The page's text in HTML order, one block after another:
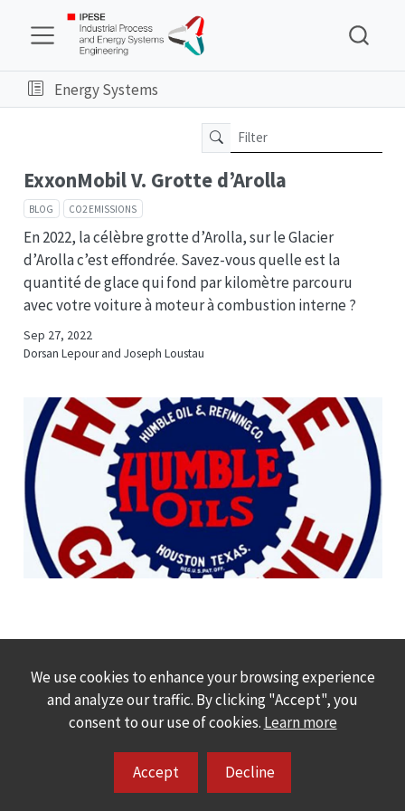
Energy Systems
ExxonMobil V. Grotte d’Arolla
BLOG CO2 EMISSIONS
En 2022, la célèbre grotte d’Arolla, sur le Glacier
d’Arolla c’est effondrée. Savez-vous quelle est la
quantité de glace qui fond par kilomètre parcouru
avec votre voiture à moteur à combustion interne ?
Sep 27, 2022
Dorsan Lepour and Joseph Loustau
We use cookies to enhance your browsing experience
and analyze our traffic. By clicking "Accept", you
consent to our use of cookies. Learn more
Accept Decline